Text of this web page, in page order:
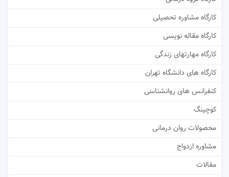
کارگاه مشاوره تحصیلی
کارگاه مقاله نویسی
کارگاه مهارتهای زندگی
کارگاه های دانشگاه تهران
کنفرانس های روانشناسی
کوچینگ
محصولات روان درمانی
مشاوره ازدواج
مقالات